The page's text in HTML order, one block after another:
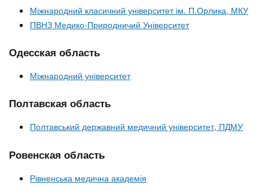
Міжнародний класичний університет ім. П.Орлика, МКУ
ПВНЗ Медико-Природничий Університет
Одесская область
Міжнародний університет
Полтавская область
Полтавський державний медичний університет, ПДМУ
Ровенская область
Рівненська медична академія